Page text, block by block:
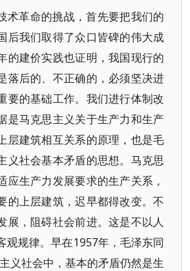
术革命的挑战，首先要把我们的
后我们取得了众口皆碑的伟大成
的建价实践也证明，我国现行的
落后的、不正确的，必须坚决进
要的基础工作。我们进行体制改
是马克思主义关于生产力和生产
层建筑相互关系的原理，也是毛
义社会基本矛盾的思想。马克思
应生产力发展要求的生产关系，
的上层建筑，迟早都得改变。不
展，阻碍社会前进。这是不以人
观规律。早在1957年，毛泽东同
义社会中，基本的矛盾仍然是生